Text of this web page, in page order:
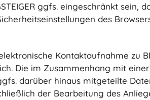
ggfs. eingeschränkt
des
Kontaktaufnahme zu
Die im Zusammenhang mit
darüber hinaus mitgeteilte
der Bearbeitung des